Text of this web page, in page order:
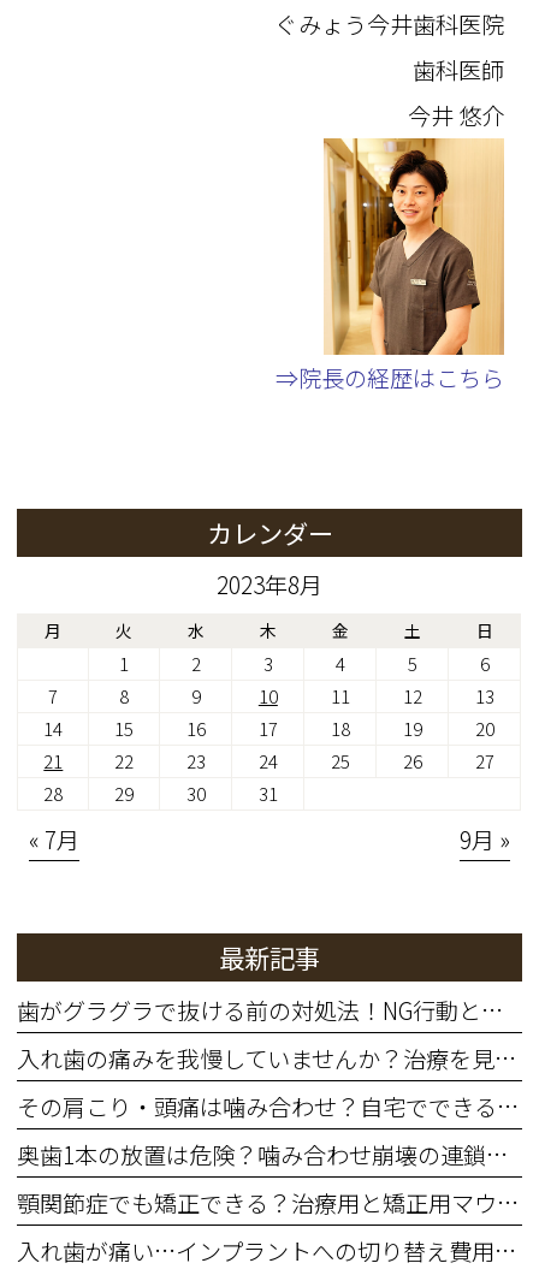
ぐみょう今井歯科医院
歯科医師
今井 悠介
⇒院長の経歴はこちら
カレンダー
2023年8月
月 火 水 木 金 土 日
1 2 3 4 5
6
7
8 9 10 11 12
13
14
15 16 17 18 19
20
21
22 23 24 25 26
27
28
29 30 31
« 7月 9月 »
最新記事
歯がグラグラで抜ける前の対処法！NG行動と歯を残す治療法
入れ歯の痛みを我慢していませんか？治療を見直すサインと費用の目安
その肩こり・頭痛は噛み合わせ？自宅でできる簡単セルフチェック
奥歯1本の放置は危険？噛み合わせ崩壊の連鎖と治療費増大リスク
顎関節症でも矯正できる？治療用と矯正用マウスピースの違いと5つの注意点
入れ歯が痛い…インプラントへの切り替え費用・期間・年齢の不安を解消